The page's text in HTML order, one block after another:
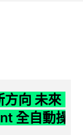
向 未來
全自動操